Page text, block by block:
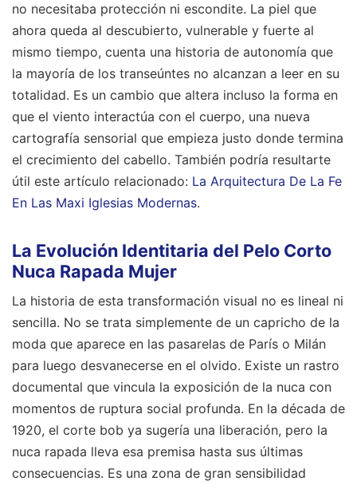
no necesitaba protección ni escondite. La piel que
ahora queda al descubierto, vulnerable y fuerte al
mismo tiempo, cuenta una historia de autonomía que
la mayoría de los transeúntes no alcanzan a leer en su
totalidad. Es un cambio que altera incluso la forma en
que el viento interactúa con el cuerpo, una nueva
cartografía sensorial que empieza justo donde termina
el crecimiento del cabello. También podría resultarte
útil este artículo relacionado: La Arquitectura De La Fe
En Las Maxi Iglesias Modernas.
La Evolución Identitaria del Pelo Corto
Nuca Rapada Mujer
La historia de esta transformación visual no es lineal ni
sencilla. No se trata simplemente de un capricho de la
moda que aparece en las pasarelas de París o Milán
para luego desvanecerse en el olvido. Existe un rastro
documental que vincula la exposición de la nuca con
momentos de ruptura social profunda. En la década de
1920, el corte bob ya sugería una liberación, pero la
nuca rapada lleva esa premisa hasta sus últimas
consecuencias. Es una zona de gran sensibilidad